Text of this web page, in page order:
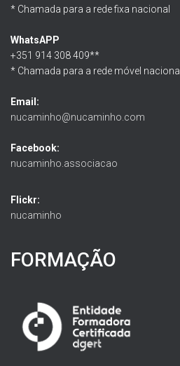
* Chamada para a rede fixa nacional
WhatsAPP
+351 914 308 409**
* Chamada para a rede móvel nacional
Email:
nucaminho@nucaminho.com
Facebook:
nucaminho.associacao
Flickr:
nucaminho
FORMAÇÃO